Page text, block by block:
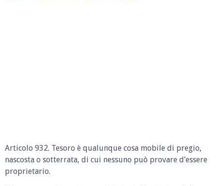
Articolo 932. Tesoro è qualunque cosa mobile di pregio,
nascosta o sotterrata, di cui nessuno può provare d’essere
proprietario.